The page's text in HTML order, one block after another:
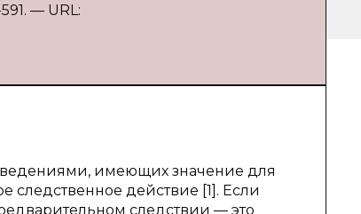
— URL:
имеющих значение для
следственное действие [1]. Если
следствии — это